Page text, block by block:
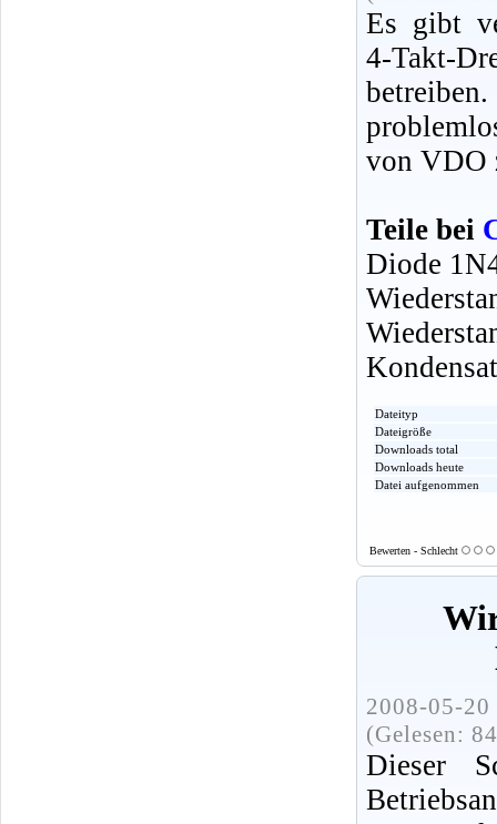
Es gibt
4-Takt-
von VDO
Teile bei
Diode
Dateityp
Dateigröße
Downloads total
Downloads heute
Datei aufgenommen
Bewerten - Schlecht
2008-05-
(Gelesen:
Dieser